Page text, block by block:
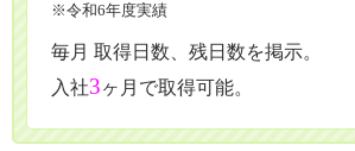
※令和6年度実績
毎月 取得日数、残日数を掲示。
入社3ヶ月で取得可能。